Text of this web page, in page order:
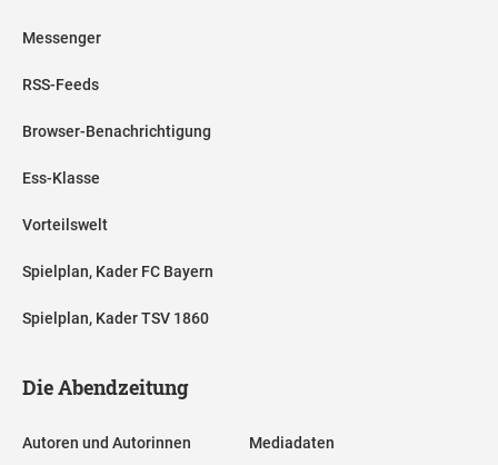
Messenger
RSS-Feeds
Browser-Benachrichtigung
Ess-Klasse
Vorteilswelt
Spielplan, Kader FC Bayern
Spielplan, Kader TSV 1860
Die Abendzeitung
Autoren und Autorinnen Mediadaten